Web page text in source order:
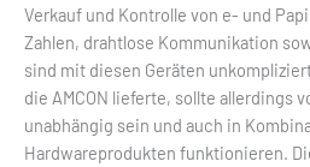
Verkauf und Kontrolle von e- und
Zahlen, drahtlose Kommunikation
sind mit diesen Geräten
die AMCON lieferte, sollte allerdings
unabhängig sein und auch in
Hardwareprodukten funktionieren.